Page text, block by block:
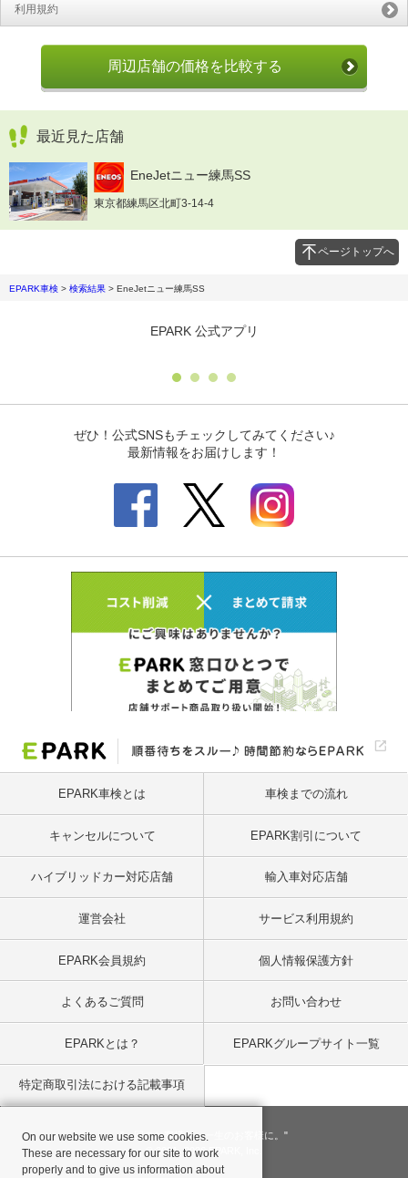
利用規約
周辺店舗の価格を比較する
最近見た店舗
EneJetニュー練馬SS
東京都練馬区北町3-14-4
ページトップへ
EPARK車検 > 検索結果 > EneJetニュー練馬SS
EPARK車検とは 車検までの流れ
キャンセルについて EPARK割引について
ハイブリッドカー対応店舗 輸入車対応店舗
運営会社 サービス利用規約
EPARK会員規約 個人情報保護方針
よくあるご質問 お問い合わせ
EPARKとは？ EPARKグループサイト一覧
特定商取引法における記載事項
"一回のお客様を、一生のお客様に。"
© 2001- 2026 EPARK, Inc.
On our website we use some cookies.
These are necessary for our site to work
properly and to give us information about